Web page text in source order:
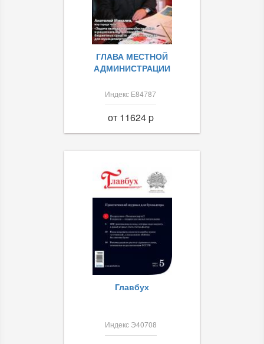
ГЛАВА МЕСТНОЙ
АДМИНИСТРАЦИИ
Индекс Е84787
от 11624 p
Главбух
Индекс Э40708